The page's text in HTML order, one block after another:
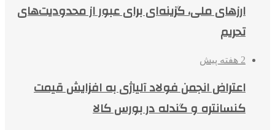
ارزهای ملی، گزینه‌ای برای عبور از محدودیت‌های
تحریم
2 هفته پیش
اعتراض انجمن فولاد آلیاژی به افزایش قیمت
کنسانتره و گندله در بورس کالا